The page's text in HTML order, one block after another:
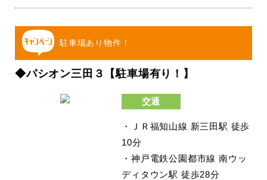
駐車場あり物件！
◆パシオン三田３【駐車場有り！】
交通
・ＪＲ福知山線 新三田駅 徒歩
10分
・神戸電鉄公園都市線 南ウッ
ディタウン駅 徒歩28分